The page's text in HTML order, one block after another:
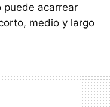
puede acarrear
medio y largo